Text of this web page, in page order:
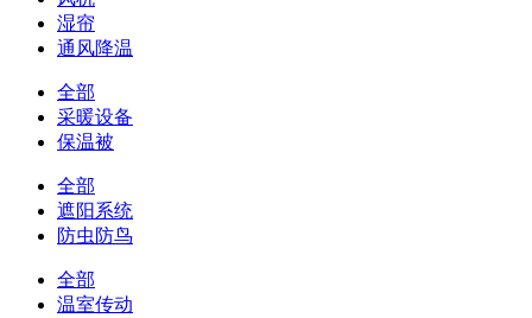
湿帘
通风降温
全部
采暖设备
保温被
全部
遮阳系统
防虫防鸟
全部
温室传动